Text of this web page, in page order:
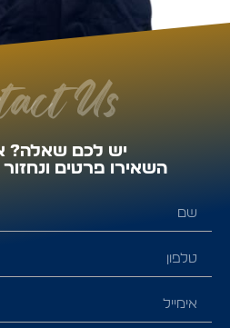
Us
יש לכם שאלה?
השאירו פרטים